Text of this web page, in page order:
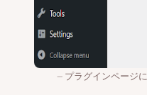
プラグインページ